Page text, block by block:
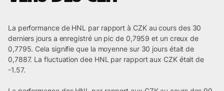
La performance de HNL par rapport à CZK au cours des 30
derniers jours a enregistré un pic de 0,7959 et un creux de
0,7795. Cela signifie que la moyenne sur 30 jours était de
0,7887. La fluctuation dee HNL par rapport aux CZK était de
-1.57.